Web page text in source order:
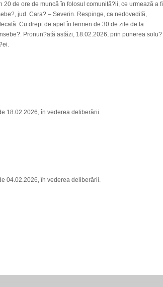
de ore de muncă în folosul comunită?ii, ce urmează a fi
jud. Cara? – Severin. Respinge, ca nedovedită,
Cu drept de apel în termen de 30 de zile de la
Pronun?ată astăzi, 18.02.2026, prin punerea solu?
18.02.2026, în vederea deliberării.
04.02.2026, în vederea deliberării.